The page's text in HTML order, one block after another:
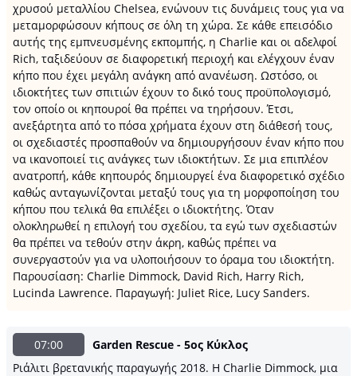
χρυσού μεταλλίου Chelsea, ενώνουν τις δυνάμεις τους για να
μεταμορφώσουν κήπους σε όλη τη χώρα. Σε κάθε επεισόδιο
αυτής της εμπνευσμένης εκπομπής, η Charlie και οι αδελφοί
Rich, ταξιδεύουν σε διαφορετική περιοχή και ελέγχουν έναν
κήπο που έχει μεγάλη ανάγκη από ανανέωση. Ωστόσο, οι
ιδιοκτήτες των σπιτιών έχουν το δικό τους προϋπολογισμό,
τον οποίο οι κηπουροί θα πρέπει να τηρήσουν. Έτσι,
ανεξάρτητα από το πόσα χρήματα έχουν στη διάθεσή τους,
οι σχεδιαστές προσπαθούν να δημιουργήσουν έναν κήπο που
να ικανοποιεί τις ανάγκες των ιδιοκτήτων. Σε μια επιπλέον
ανατροπή, κάθε κηπουρός δημιουργεί ένα διαφορετικό σχέδιο
καθώς ανταγωνίζονται μεταξύ τους για τη μορφοποίηση του
κήπου που τελικά θα επιλέξει ο ιδιοκτήτης. Όταν
ολοκληρωθεί η επιλογή του σχεδίου, τα εγώ των σχεδιαστών
θα πρέπει να τεθούν στην άκρη, καθώς πρέπει να
συνεργαστούν για να υλοποιήσουν το όραμα του ιδιοκτήτη.
Παρουσίαση: Charlie Dimmock, David Rich, Harry Rich,
Lucinda Lawrence. Παραγωγή: Juliet Rice, Lucy Sanders.
07:00
Garden Rescue - 5ος Κύκλος
Ριάλιτι βρετανικής παραγωγής 2018. Η Charlie Dimmock, μια